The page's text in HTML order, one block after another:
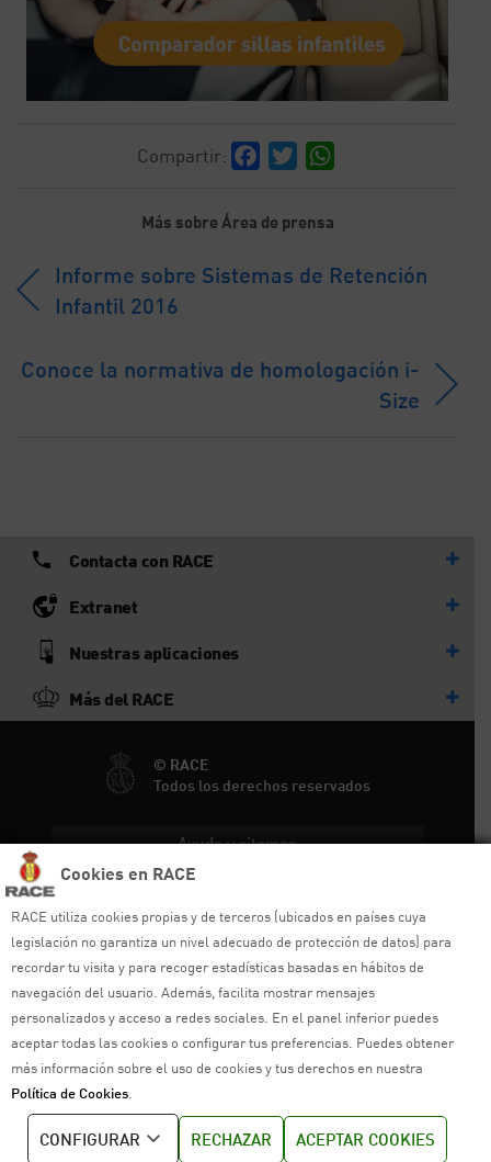
Cookies en RACE
RACE utiliza cookies propias y de terceros (ubicados en países cuya
legislación no garantiza un nivel adecuado de protección de datos) para
recordar tu visita y para recoger estadísticas basadas en hábitos de
navegación del usuario. Además, facilita mostrar mensajes
personalizados y acceso a redes sociales. En el panel inferior puedes
aceptar todas las cookies o configurar tus preferencias. Puedes obtener
más información sobre el uso de cookies y tus derechos en nuestra
Política de Cookies
CONFIGURAR RECHAZAR ACEPTAR COOKIES
Compartir: Facebook
Twitter
Más sobre Área de prensa
Informe sobre Sistemas de Retención
Infantil 2016
Conoce la normativa de homologación i-
Size
Contacta con RACE
Extranet
Nuestras aplicaciones
Más del RACE
© RACE
Todos los derechos reservados
Ayuda y sitemap
Política de privacidad
Política de cookies
Política de calidad
Canal de denuncias